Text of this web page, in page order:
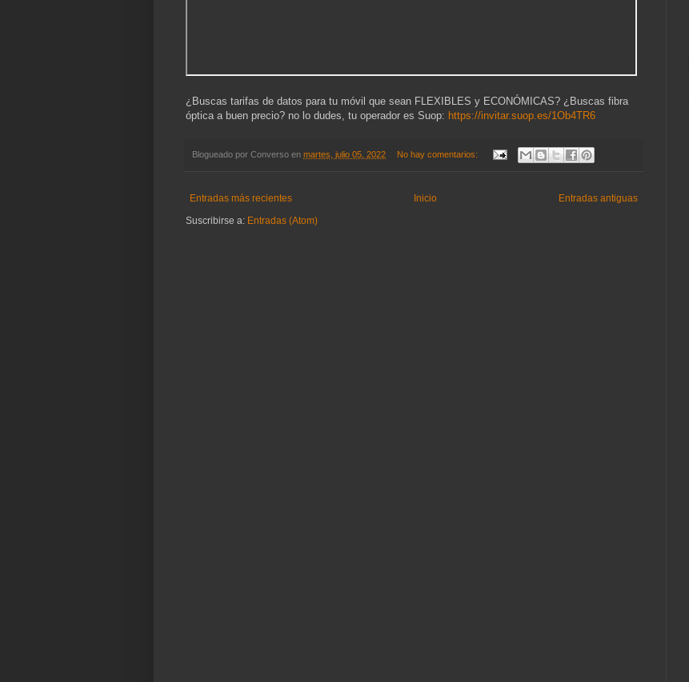
¿Buscas tarifas de datos para tu móvil que sean FLEXIBLES y ECONÓMICAS? ¿Buscas fibra
óptica a buen precio? no lo dudes, tu operador es Suop: https://invitar.suop.es/1Ob4TR6
Blogueado por Converso en martes, julio 05, 2022 No hay comentarios:
Entradas más recientes Entradas antiguas
Inicio
Suscribirse a: Entradas (Atom)